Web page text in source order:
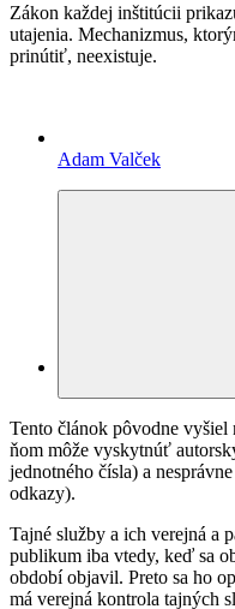
Zákon každej inštitúcii
utajenia. Mechanizmus,
prinútiť, neexistuje.
Adam Valček
Tento článok pôvodne vyšiel
ňom môže vyskytnúť
jednotného čísla) a
odkazy).
Tajné služby a ich verejná a
publikum iba vtedy, keď sa
období objavil. Preto sa ho
má verejná kontrola tajných